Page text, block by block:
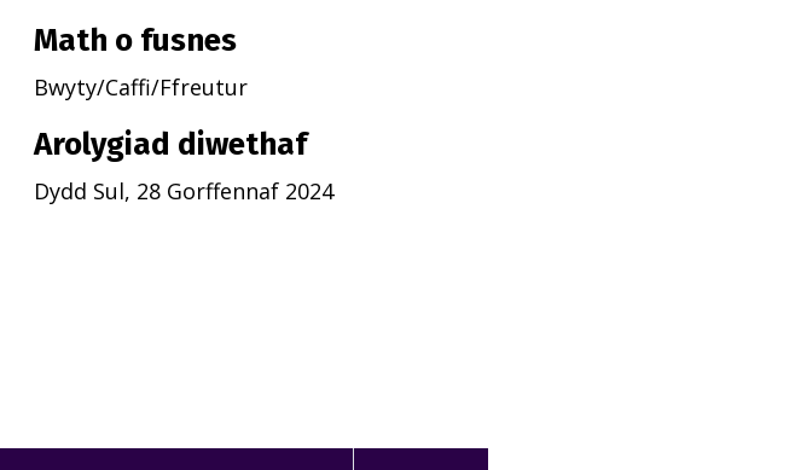
Math o fusnes
Bwyty/Caffi/Ffreutur
Arolygiad diwethaf
Dydd Sul, 28 Gorffennaf 2024